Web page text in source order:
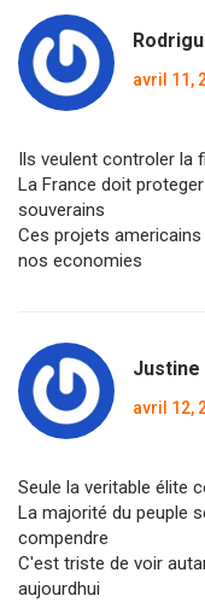
avril 11,
Ils veulent controler la
La France doit
souverains
Ces projets
nos economies
avril 12,
Seule la veritable élite
La majorité du peuple
compendre
C'est triste de voir
aujourdhui